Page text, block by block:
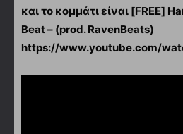
και το κομμάτι είναι [FREE]
Beat – (prod. RavenBeats)
https://www.youtube.com/